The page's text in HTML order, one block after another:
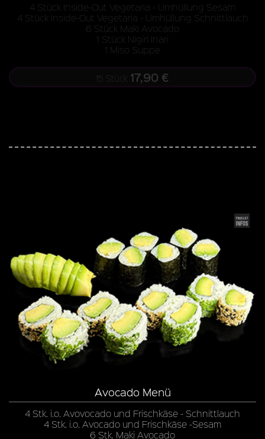
4 Stück Inside-Out Vegetaria - Umhüllung Sesam
4 Stück Inside-Out Vegetaria - Umhüllung Schnittlauch
6 Stück Maki Avocado
1 Stück Nigiri Inari
1 Miso Suppe
15 Stück 17,90 €
Avocado Menü
4 Stk. i.o. Avovocado und Frischkäse - Schnittlauch
4 Stk. i.o. Avocado und Frischkäse -Sesam
6 Stk. Maki Avocado